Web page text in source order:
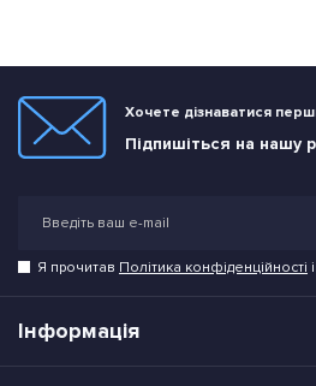
Хочете дізнаватися
Підпишіться на нашу
Я прочитав Політика конфіденційності
Інформація